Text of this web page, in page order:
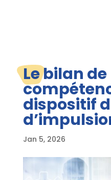
Le bilan de
dispositif
Jan 5, 2026